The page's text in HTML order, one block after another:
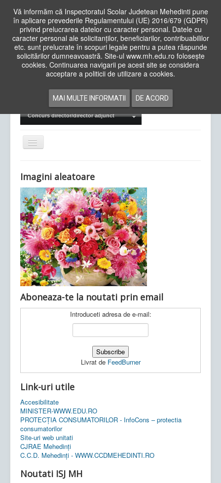
Vă informăm că Inspectoratul Scolar Judetean Mehedinti pune
în aplicare prevederile Regulamentului (UE) 2016/679 (GDPR)
privind prelucrarea datelor cu caracter personal. Datele cu
caracter personal ale solicitanților, beneficiarilor, contribuabililor
etc. sunt prelucrate în scopuri legale pentru a putea răspunde
solicitărilor dumneavoastră. Site-ul www.mh.edu.ro folosește
cookies. Continuarea navigarii pe acest site se considera
acceptare a politicii de utilizare a cookies.
MAI MULTE INFORMATII DE ACORD
Cauta
in
siteAcasa Cadre Didactice
Examene Naționale
Concurs director/director adjunct
Comută
navigarea
Ultimele articole: Vi, 04.11.2022 -Inspectoratul Școlar
Județean Mehedinți
Imagini aleatoare
Aboneaza-te la noutati prin email
Introduceti adresa de e-mail:
Livrat de FeedBurner
Link-uri utile
Accesibilitate
MINISTER-WWW.EDU.RO
PROTECȚIA CONSUMATORILOR - InfoCons – protectia
consumatorilor
Site-uri web unitati
CJRAE Mehedinți
C.C.D. Mehedinţi - WWW.CCDMEHEDINTI.RO
Noutati ISJ MH